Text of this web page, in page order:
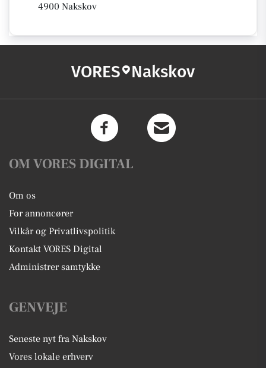
4900 Nakskov
VORES Nakskov
OM VORES DIGITAL
Om os
For annoncører
Vilkår og Privatlivspolitik
Kontakt VORES Digital
Administrer samtykke
GENVEJE
Seneste nyt fra Nakskov
Vores lokale erhverv